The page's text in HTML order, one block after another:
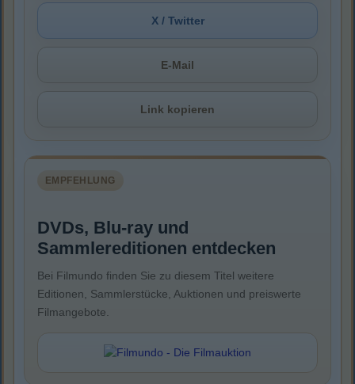
X / Twitter
E-Mail
Link kopieren
EMPFEHLUNG
DVDs, Blu-ray und
Sammlereditionen entdecken
Bei Filmundo finden Sie zu diesem Titel weitere
Editionen, Sammlerstücke, Auktionen und preiswerte
Filmangebote.